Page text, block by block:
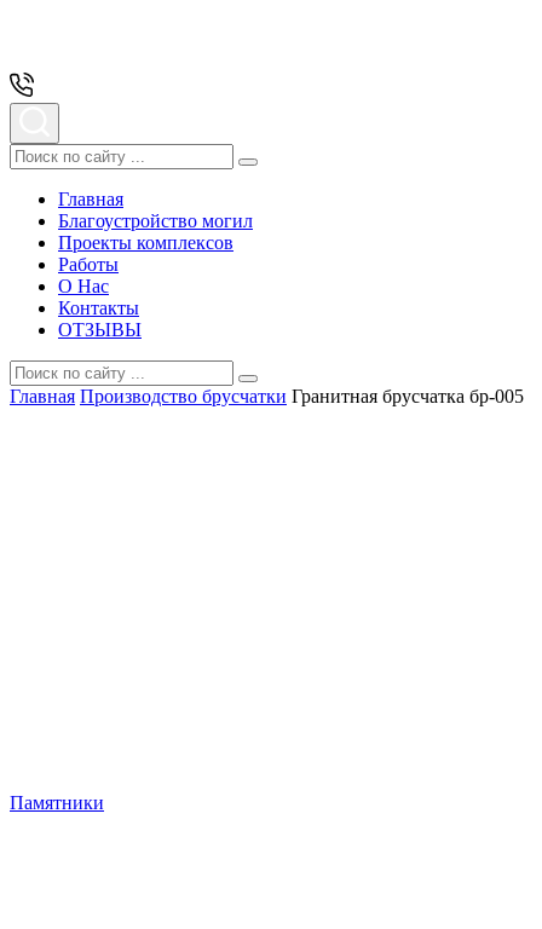
Главная
Благоустройство могил
Проекты комплексов
Работы
О Нас
Контакты
ОТЗЫВЫ
Главная Производство брусчатки Гранитная брусчатка бр-005
Памятники